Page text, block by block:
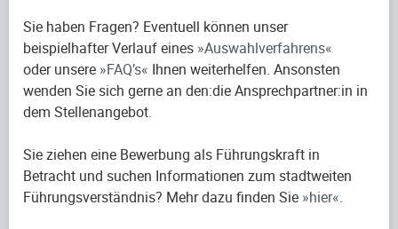
Sie haben Fragen? Eventuell können unser
beispielhafter Verlauf eines Auswahlverfahrens
oder unsere FAQ’s Ihnen weiterhelfen. Ansonsten
wenden Sie sich gerne an den:die Ansprechpartner:in in
dem Stellenangebot.
Sie ziehen eine Bewerbung als Führungskraft in
Betracht und suchen Informationen zum stadtweiten
Führungsverständnis? Mehr dazu finden Sie hier .